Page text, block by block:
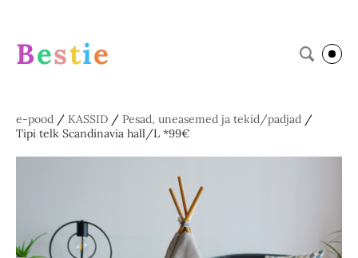
Bestie
e-pood / KASSID / Pesad, uneasemed ja tekid/padjad /
Tipi telk Scandinavia hall/L *99€